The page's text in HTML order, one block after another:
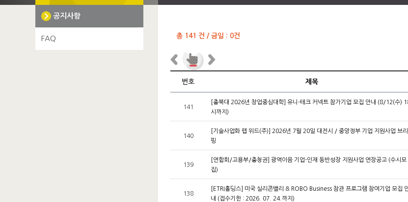
공지사항
FAQ 총 141 건 / 금일 : 0건
번호 제목
141
[충북대 2026년 창업중심대학] 유니-테크 커넥트 참가기업 모집 안내 (8/12(수)
시까지)
140
[기술사업화 랩 위드(주)] 2026년 7월 20일 대전시 / 중앙정부 기업 지원사업 브리
핑
139
[연합회/고용부/충청권] 광역이음 기업-인재 동반성장 지원사업 연장공고 (수시모
집)
138
[ETRI홀딩스] 미국 실리콘밸리 & ROBO Business 참관 프로그램 참여기업 모집
내 (접수기한 : 2026. 07. 24.까지)